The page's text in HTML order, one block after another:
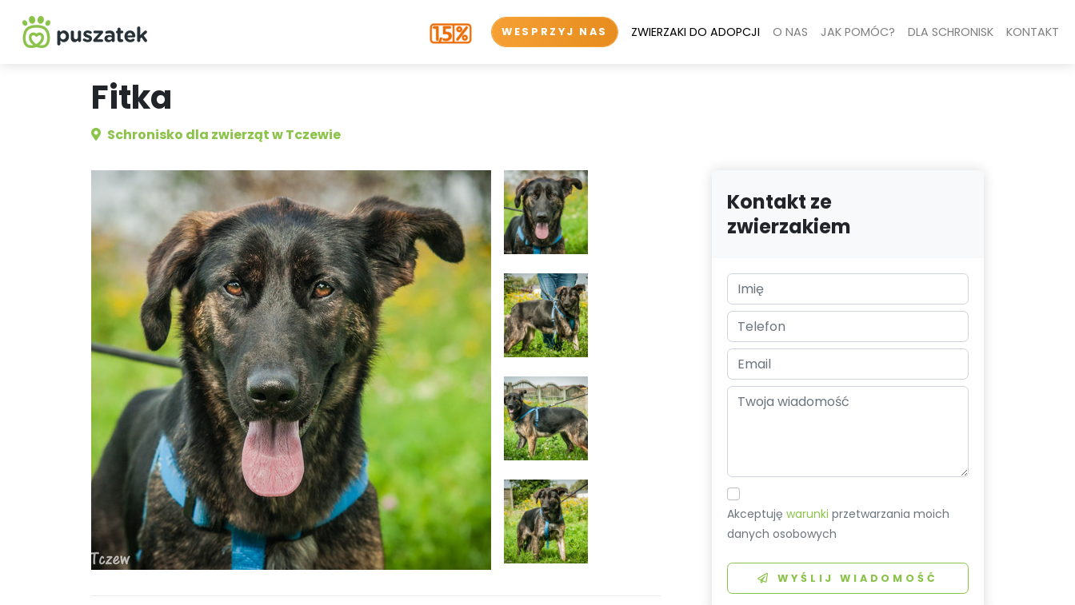
WESPRZYJ NAS ZWIERZAKI DO ADOPCJI O NAS JAK POMÓC? DLA SCHRONISK KONTAKT
Fitka
Schronisko dla zwierząt w Tczewie
Kontakt ze
zwierzakiem
Akceptujęwarunki przetwarzania moich
danych osobowych
WYŚLIJ WIADOMOŚĆ